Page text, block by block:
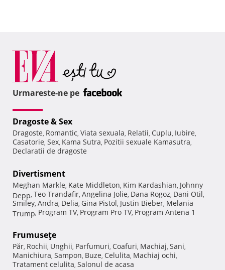
Urmareste-ne pe
Dragoste & Sex
Dragoste, Romantic, Viata sexuala, Relatii, Cuplu, Iubire,
Casatorie, Sex, Kama Sutra, Pozitii sexuale Kamasutra,
Declaratii de dragoste
Divertisment
Meghan Markle, Kate Middleton, Kim Kardashian, Johnny
Depp, Teo Trandafir, Angelina Jolie, Dana Rogoz, Dani Otil,
Smiley, Andra, Delia, Gina Pistol, Justin Bieber, Melania
Trump, Program TV, Program Pro TV, Program Antena 1
Frumuseţe
Păr, Rochii, Unghii, Parfumuri, Coafuri, Machiaj, Sani,
Manichiura, Sampon, Buze, Celulita, Machiaj ochi,
Tratament celulita, Salonul de acasa